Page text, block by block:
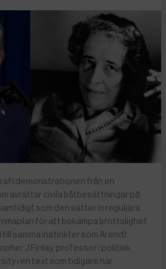
från en
avrättar civila båtbesättningar på
som den sätter in reguljära
för att bekämpa brottslighet
samma instinkter som Arendt
J Finlay, professor i politisk
i en text som tidigare har